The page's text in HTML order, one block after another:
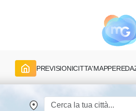
PREVISIONICITTA'MAPPE